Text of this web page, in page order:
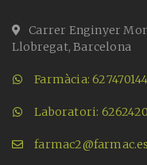
Carrer Enginyer
Llobregat, Barcelona
Farmàcia: 627470144
Laboratori:
farmac2@farmac.es